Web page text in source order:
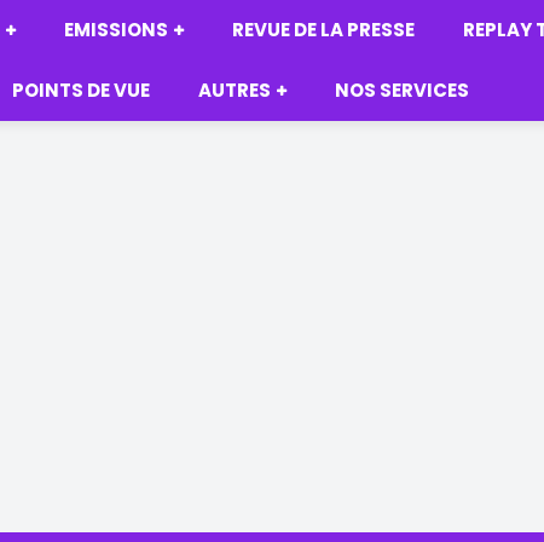
EMISSIONS REVUE DE LA PRESSE REPLAY
POINTS DE VUE AUTRES NOS SERVICES